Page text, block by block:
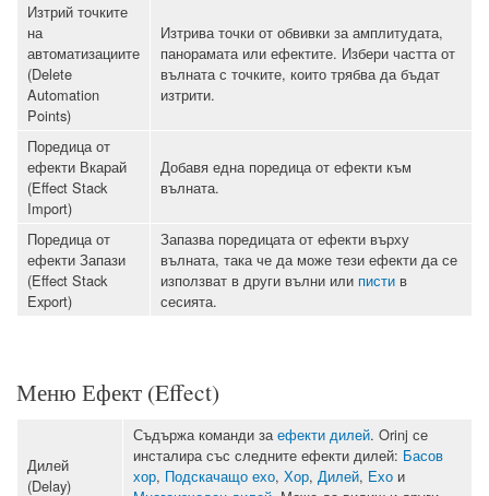
Изтрий точките
на
автоматизациите
(Delete
Automation
Points)
Изтрива точки от обвивки за амплитудата,
панорамата или ефектите. Избери частта от
вълната с точките, които трябва да бъдат
изтрити.
Поредица от
ефекти Вкарай
(Effect Stack
Import)
Добавя една поредица от ефекти към
вълната.
Поредица от
ефекти Запази
(Effect Stack
Export)
Запазва поредицата от ефекти върху
вълната, така че да може тези ефекти да се
използват в други вълни или писти в
сесията.
Меню Ефект (Effect)
Дилей
(Delay)
Съдържа команди заефекти дилей. Orinj се
инсталира със следните ефекти дилей: Басов
хор, Подскачащо ехо, Хор, Дилей, Ехо и